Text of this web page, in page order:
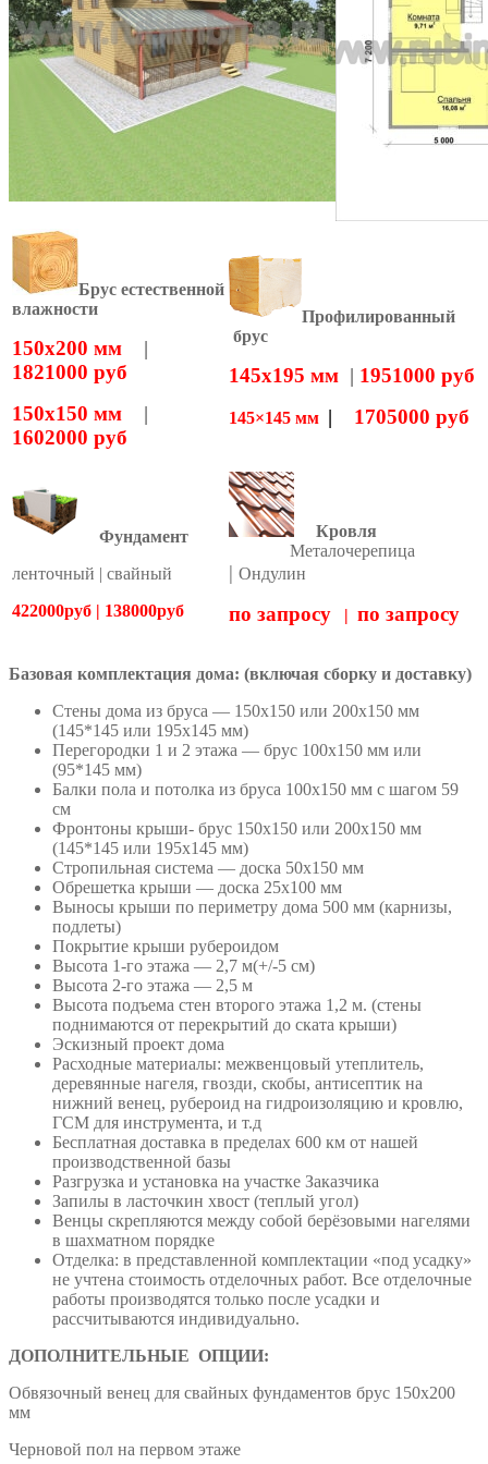
Брус естественной
влажности
150х200 мм |
1821000 руб
150х150 мм |
1602000 руб
Профилированный
брус
145х195 мм | 1951000 руб
145×145 мм | 1705000 руб
Фундамент
ленточный | свайный
422000руб | 138000руб
Кровля
Металочерепица
| Ондулин
по запросу | по запросу
Базовая комплектация дома: (включая сборку и доставку)
Стены дома из бруса — 150х150 или 200х150 мм
(145*145 или 195х145 мм)
Перегородки 1 и 2 этажа — брус 100х150 мм или
(95*145 мм)
Балки пола и потолка из бруса 100х150 мм с шагом 59
см
Фронтоны крыши- брус 150х150 или 200х150 мм
(145*145 или 195х145 мм)
Стропильная система — доска 50х150 мм
Обрешетка крыши — доска 25х100 мм
Выносы крыши по периметру дома 500 мм (карнизы,
подлеты)
Покрытие крыши рубероидом
Высота 1-го этажа — 2,7 м(+/-5 см)
Высота 2-го этажа — 2,5 м
Высота подъема стен второго этажа 1,2 м. (стены
поднимаются от перекрытий до ската крыши)
Эскизный проект дома
Расходные материалы: межвенцовый утеплитель,
деревянные нагеля, гвозди, скобы, антисептик на
нижний венец, рубероид на гидроизоляцию и кровлю,
ГСМ для инструмента, и т.д
Бесплатная доставка в пределах 600 км от нашей
производственной базы
Разгрузка и установка на участке Заказчика
Запилы в ласточкин хвост (теплый угол)
Венцы скрепляются между собой берёзовыми нагелями
в шахматном порядке
Отделка: в представленной комплектации «под усадку»
не учтена стоимость отделочных работ. Все отделочные
работы производятся только после усадки и
рассчитываются индивидуально.
ДОПОЛНИТЕЛЬНЫЕ ОПЦИИ:
Обвязочный венец для свайных фундаментов брус 150х200
мм
Черновой пол на первом этаже